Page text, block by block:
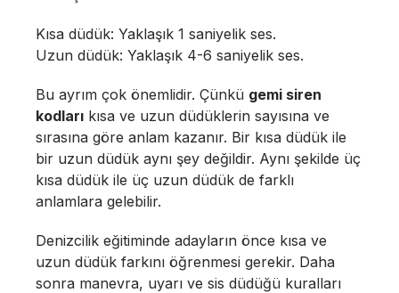
Kısa düdük: Yaklaşık 1 saniyelik ses.
Uzun düdük: Yaklaşık 4-6 saniyelik ses.
Bu ayrım çok önemlidir. Çünkü gemi siren
kodları kısa ve uzun düdüklerin sayısına ve
sırasına göre anlam kazanır. Bir kısa düdük ile
bir uzun düdük aynı şey değildir. Aynı şekilde üç
kısa düdük ile üç uzun düdük de farklı
anlamlara gelebilir.
Denizcilik eğitiminde adayların önce kısa ve
uzun düdük farkını öğrenmesi gerekir. Daha
sonra manevra, uyarı ve sis düdüğü kuralları